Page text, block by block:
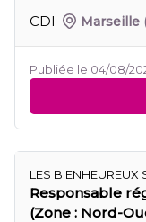
CDI
Marseille
Publiée le 04/08/
LES BIENHEUREUX
Responsable
(Zone : Nord-